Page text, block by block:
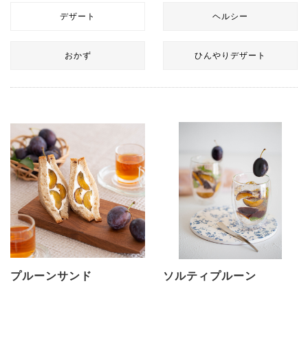
デザート ヘルシー
おかず ひんやりデザート
プルーンサンド ソルティプルーン